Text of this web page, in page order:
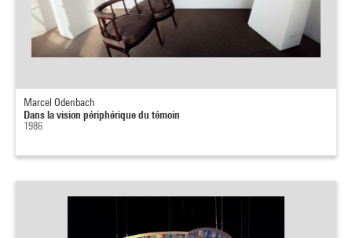
Marcel Odenbach
Dans la vision périphérique du témoin
1986